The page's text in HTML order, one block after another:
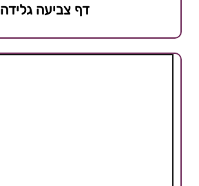
דף צביעה גלידה